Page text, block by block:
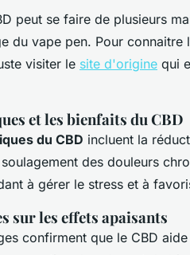
peut se faire de plusieurs
du vape pen. Pour
visiter le site d'origine qui
et les bienfaits du CBD
du CBD incluent la
des douleurs
à gérer le stress et à
sur les effets apaisants
confirment que le CBD